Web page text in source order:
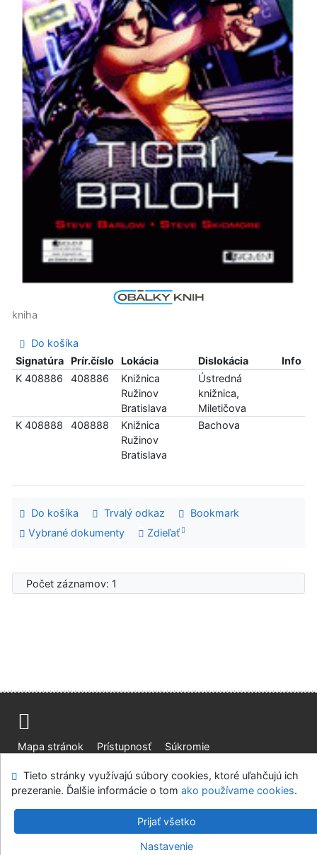
kniha
Do košíka
Signatúra
Prír.číslo Lokácia Dislokácia
Info
K 408886
408886
Knižnica
Ružinov
Bratislava
Ústredná
knižnica,
Miletičova
K 408888
408888
Knižnica
Ružinov
Bratislava
Bachova
Do košíka Trvalý odkaz
Bookmark
Vybrané dokumenty
Zdieľať
Počet záznamov: 1
Mapa stránok Prístupnosť
Súkromie
v.4.8.63a-Cosmotron Slovakia, s.r.o.
Tieto stránky využívajú súbory cookies, ktoré uľahčujú ich
prezeranie. Ďalšie informácie o tom ako používame cookies.
Prijať všetko
Nastavenie